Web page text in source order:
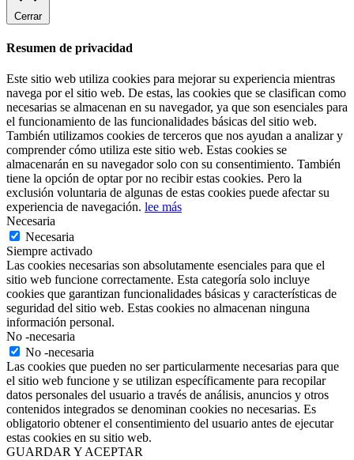
Cerrar
Resumen de privacidad
Este sitio web utiliza cookies para mejorar su experiencia mientras
navega por el sitio web. De estas, las cookies que se clasifican como
necesarias se almacenan en su navegador, ya que son esenciales para
el funcionamiento de las funcionalidades básicas del sitio web.
También utilizamos cookies de terceros que nos ayudan a analizar y
comprender cómo utiliza este sitio web. Estas cookies se
almacenarán en su navegador solo con su consentimiento. También
tiene la opción de optar por no recibir estas cookies. Pero la
exclusión voluntaria de algunas de estas cookies puede afectar su
experiencia de navegación. lee más
Necesaria
Necesaria
Siempre activado
Las cookies necesarias son absolutamente esenciales para que el
sitio web funcione correctamente. Esta categoría solo incluye
cookies que garantizan funcionalidades básicas y características de
seguridad del sitio web. Estas cookies no almacenan ninguna
información personal.
No -necesaria
No -necesaria
Las cookies que pueden no ser particularmente necesarias para que
el sitio web funcione y se utilizan específicamente para recopilar
datos personales del usuario a través de análisis, anuncios y otros
contenidos integrados se denominan cookies no necesarias. Es
obligatorio obtener el consentimiento del usuario antes de ejecutar
estas cookies en su sitio web.
GUARDAR Y ACEPTAR